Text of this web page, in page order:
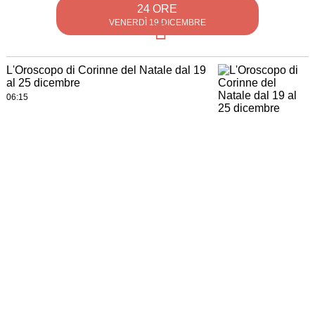
24 ORE
VENERDÌ 19 DICEMBRE
L'Oroscopo di Corinne del Natale dal 19
al 25 dicembre
06:15